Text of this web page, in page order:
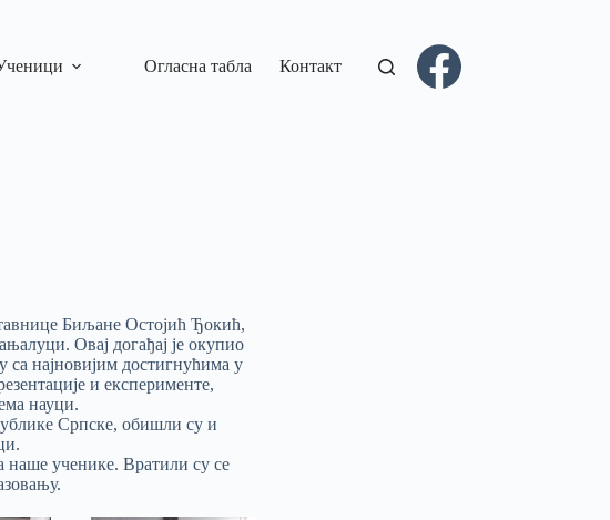
Огласна табла Контакт
Биљане Остојић Ђокић,
Овај догађај је окупио
са најновијим достигнућима у
и експерименте,
науци.
Српске, обишли су и
наше ученике. Вратили су се